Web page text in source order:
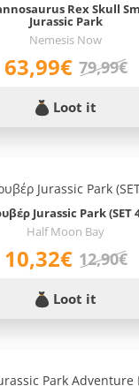
Rex Skull
Jurassic Park
Nemesis Now
63,99€ 79,99€
Loot it
Jurassic Park (SET
Half Moon Bay
10,32€ 12,90€
Loot it